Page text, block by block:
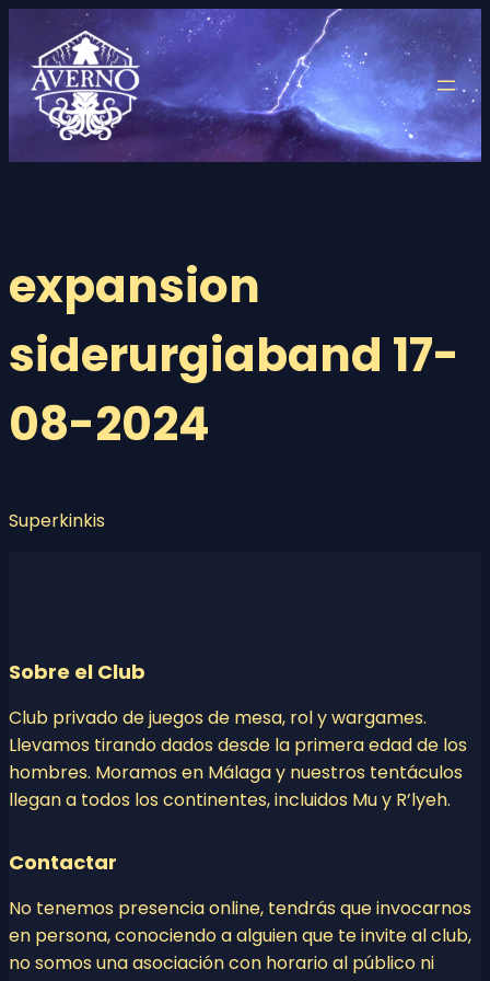
contenido
expansion
siderurgiaband 17-
08-2024
Superkinkis
Sobre el Club
Club privado de juegos de mesa, rol y wargames.
Llevamos tirando dados desde la primera edad de los
hombres. Moramos en Málaga y nuestros tentáculos
llegan a todos los continentes, incluidos Mu y R’lyeh.
Contactar
No tenemos presencia online, tendrás que invocarnos
en persona, conociendo a alguien que te invite al club,
no somos una asociación con horario al público ni